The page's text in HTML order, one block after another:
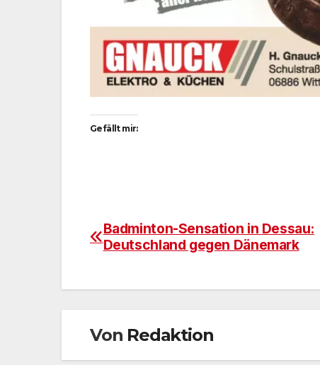
Gefällt mir:
Beitragsnavigation
Badminton-Sensation in Dessau:
Deutschland gegen Dänemark
Von Redaktion